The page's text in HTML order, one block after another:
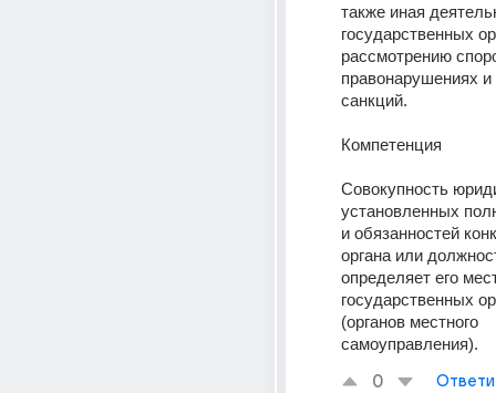
также иная
государственных
рассмотрению
правонарушениях
санкций.
Компетенция
Совокупность
установленных
и обязанностей
органа или
определяет его
государственных
(органов местного
самоуправления).
0